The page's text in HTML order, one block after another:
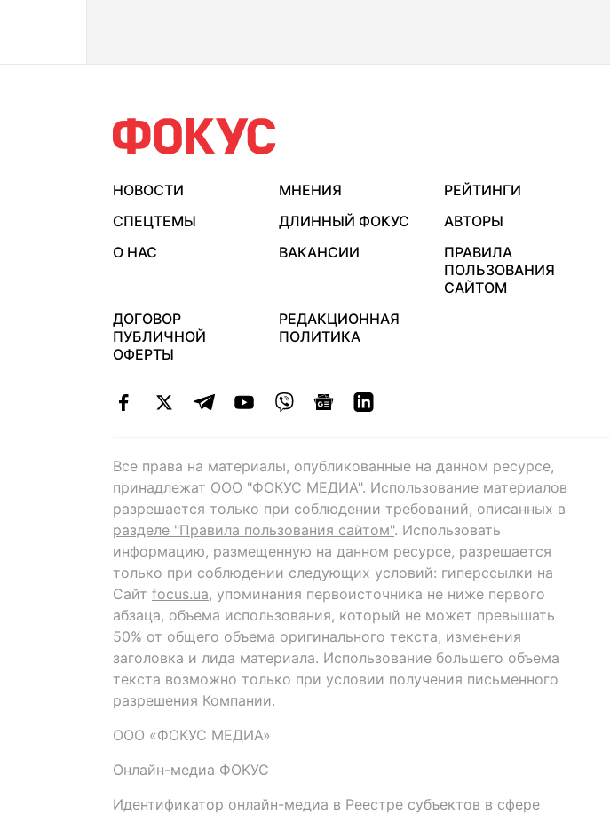
НОВОСТИ МНЕНИЯ
РЕЙТИНГИ
СПЕЦТЕМЫ
ДЛИННЫЙ ФОКУС
АВТОРЫ
О НАС
ВАКАНСИИ
ПРАВИЛА
ПОЛЬЗОВАНИЯ
САЙТОМ
ДОГОВОР
ПУБЛИЧНОЙ
ОФЕРТЫ
РЕДАКЦИОННАЯ
ПОЛИТИКА
Все права на материалы, опубликованные на данном ресурсе,
принадлежат ООО "ФОКУС МЕДИА". Использование материалов
разрешается только при соблюдении требований, описанных в
разделе "Правила пользования сайтом". Использовать
информацию, размещенную на данном ресурсе, разрешается
только при соблюдении следующих условий: гиперссылки на
Сайт focus.ua, упоминания первоисточника не ниже первого
абзаца, объема использования, который не может превышать
50% от общего объема оригинального текста, изменения
заголовка и лида материала. Использование большего объема
текста возможно только при условии получения письменного
разрешения Компании.
ООО «ФОКУС МЕДИА»
Онлайн-медиа ФОКУС
Идентификатор онлайн-медиа в Реестре субъектов в сфере